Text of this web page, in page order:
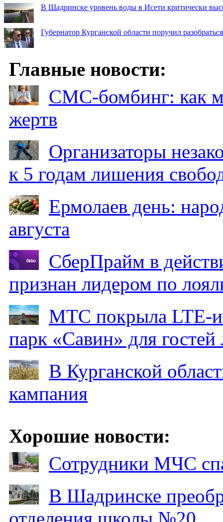
В Шадринске уровень воды в Исети критически
Губернатор Курганской области поручил
Главные новости:
СМС-бомбинг: как
жертв
Организаторы
к 5 годам лишения
Ермолаев день:
августа
СберПрайм в
признан лидером по
МТС покрыла LTE-
парк «Савин» для гостей
В Курганской
кампания
Хорошие новости:
Сотрудники МЧС
В Шадринске